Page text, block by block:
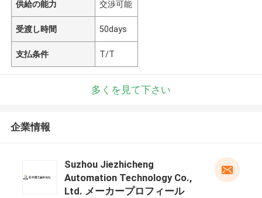
供給の能力 交渉可能
受渡し時間 50days
支払条件 T/T
多くを見て下さい
企業情報
Suzhou Jiezhicheng
Automation Technology Co.,
Ltd. メーカープロフィール